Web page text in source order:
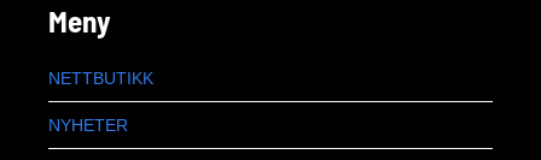
Meny
NETTBUTIKK
NYHETER